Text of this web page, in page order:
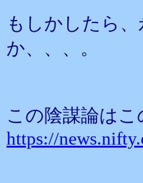
もしかしたら
か、、、。
この陰謀論は
https://